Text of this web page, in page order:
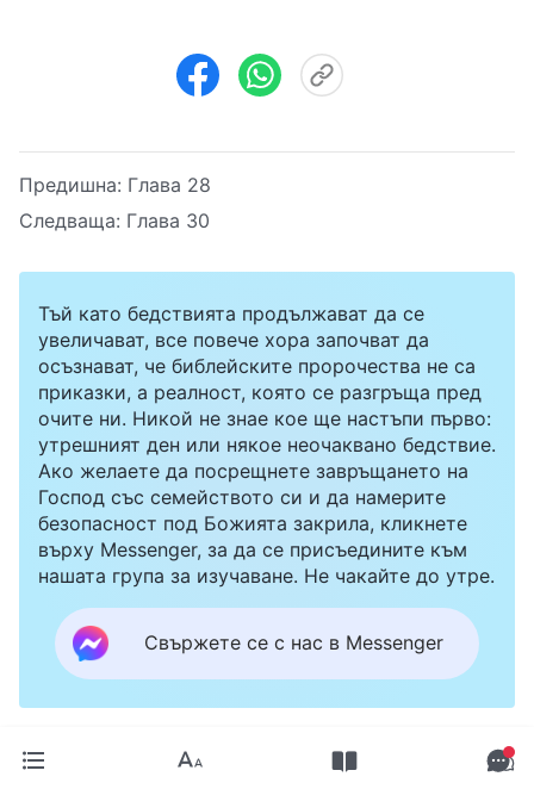
Предишна: Глава 28
Следваща: Глава 30
Тъй като бедствията продължават да се
увеличават, все повече хора започват да
осъзнават, че библейските пророчества не са
приказки, а реалност, която се разгръща пред
очите ни. Никой не знае кое ще настъпи първо:
утрешният ден или някое неочаквано бедствие.
Ако желаете да посрещнете завръщането на
Господ със семейството си и да намерите
безопасност под Божията закрила, кликнете
върху Messenger, за да се присъедините към
нашата група за изучаване. Не чакайте до утре.
Свържете се с нас в Messenger